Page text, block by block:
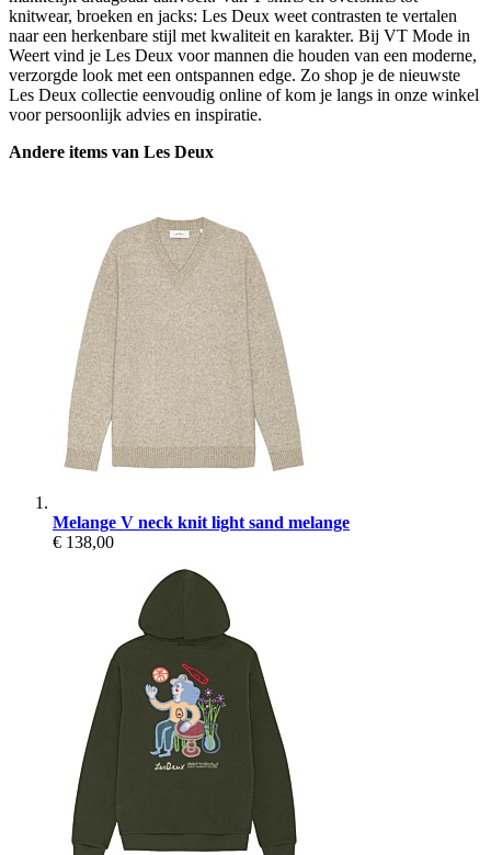
knitwear, broeken en jacks: Les Deux weet contrasten te vertalen
naar een herkenbare stijl met kwaliteit en karakter. Bij VT Mode in
Weert vind je Les Deux voor mannen die houden van een moderne,
verzorgde look met een ontspannen edge. Zo shop je de nieuwste
Les Deux collectie eenvoudig online of kom je langs in onze winkel
voor persoonlijk advies en inspiratie.
Andere items van Les Deux
Melange V neck knit light sand melange
€ 138,00